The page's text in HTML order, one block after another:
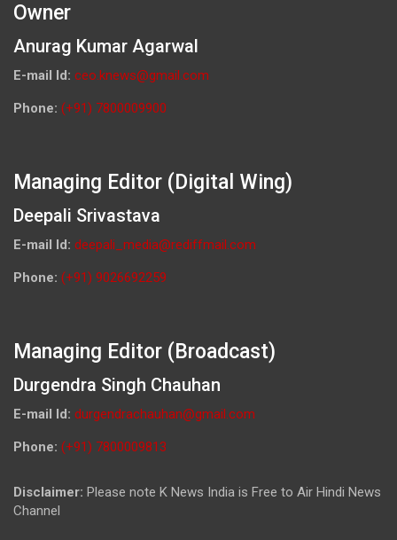
Owner
Anurag Kumar Agarwal
E-mail Id: ceo.knews@gmail.com
Phone: (+91) 7800009900
Managing Editor (Digital Wing)
Deepali Srivastava
E-mail Id: deepali_media@rediffmail.com
Phone: (+91) 9026692259
Managing Editor (Broadcast)
Durgendra Singh Chauhan
E-mail Id: durgendrachauhan@gmail.com
Phone: (+91) 7800009813
Disclaimer: Please note K News India is Free to Air Hindi News
Channel